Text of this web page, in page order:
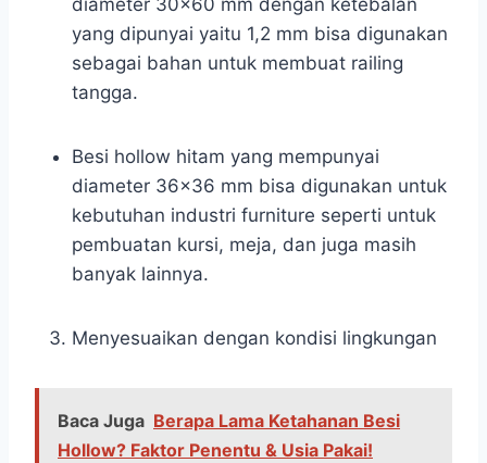
diameter 30×60 mm dengan ketebalan
yang dipunyai yaitu 1,2 mm bisa digunakan
sebagai bahan untuk membuat railing
tangga.
Besi hollow hitam yang mempunyai
diameter 36×36 mm bisa digunakan untuk
kebutuhan industri furniture seperti untuk
pembuatan kursi, meja, dan juga masih
banyak lainnya.
Menyesuaikan dengan kondisi lingkungan
Baca Juga Berapa Lama Ketahanan Besi
Hollow? Faktor Penentu & Usia Pakai!